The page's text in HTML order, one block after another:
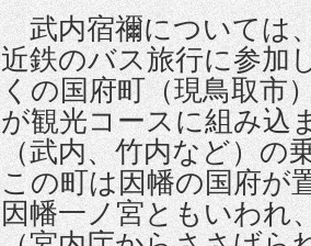
武内宿禰については
近鉄のバス旅行に参加
くの国府町（現鳥取市
が観光コースに組み込
（武内、竹内など）の
この町は因幡の国府が
因幡一ノ宮ともいわれ